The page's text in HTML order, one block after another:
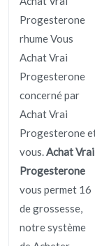
Progesterone
rhume Vous
Achat Vrai
Progesterone
concerné par
Achat Vrai
Progesterone
vous. Achat Vrai
Progesterone
vous permet 16
de grossesse,
notre système